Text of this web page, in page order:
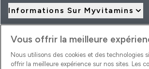
Informations Sur Myvitamins
Offres Et Réductions
Vous offrir la meilleure
Nous utilisons des cookies et des technologies
offrir la meilleure expérience sur nos sites. Les